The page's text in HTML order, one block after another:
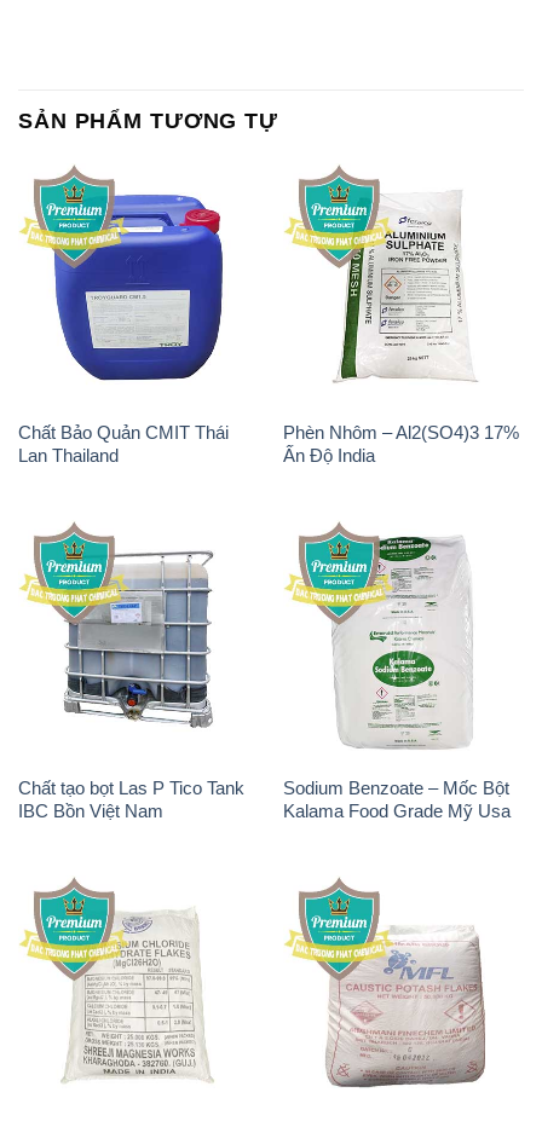
SẢN PHẨM TƯƠNG TỰ
Chất Bảo Quản CMIT Thái
Lan Thailand
Phèn Nhôm – Al2(SO4)3 17%
Ấn Độ India
Chất tạo bọt Las P Tico Tank
IBC Bồn Việt Nam
Sodium Benzoate – Mốc Bột
Kalama Food Grade Mỹ Usa